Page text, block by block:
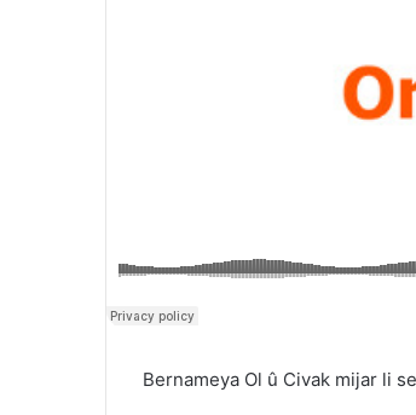
Bernameya Ol û Civak mijar li